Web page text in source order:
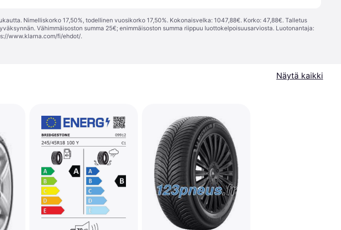
Nimelliskorko 17,50%, todellinen vuosikorko 17,50%. Kokonaisvelka: 1047,88€. Korko: 47,88€. Talletus
Vähimmäisoston summa 25€; enimmäisoston summa riippuu luottokelpoisuusarviosta. Luotonantaja:
www.klarna.com/fi/ehdot/.
Näytä kaikki